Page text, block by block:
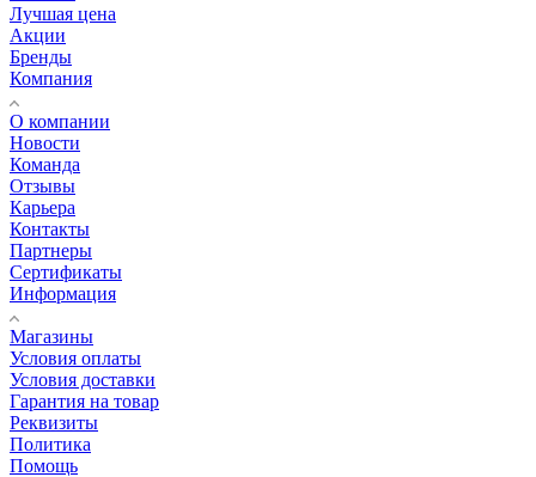
Лучшая цена
Акции
Бренды
Компания
О компании
Новости
Команда
Отзывы
Карьера
Контакты
Партнеры
Сертификаты
Информация
Магазины
Условия оплаты
Условия доставки
Гарантия на товар
Реквизиты
Политика
Помощь